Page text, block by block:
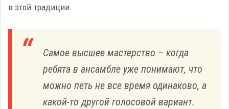
в этой традиции.
Самое высшее мастерство – когда
ребята в ансамбле уже понимают, что
можно петь не все время одинаково, а
какой-то другой голосовой вариант.